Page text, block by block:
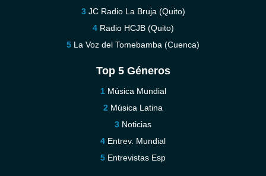
JC Radio La Bruja (Quito)
Radio HCJB (Quito)
La Voz del Tomebamba (Cuenca)
Top 5 Géneros
Música Mundial
Música Latina
Noticias
Entrev. Mundial
Entrevistas Esp